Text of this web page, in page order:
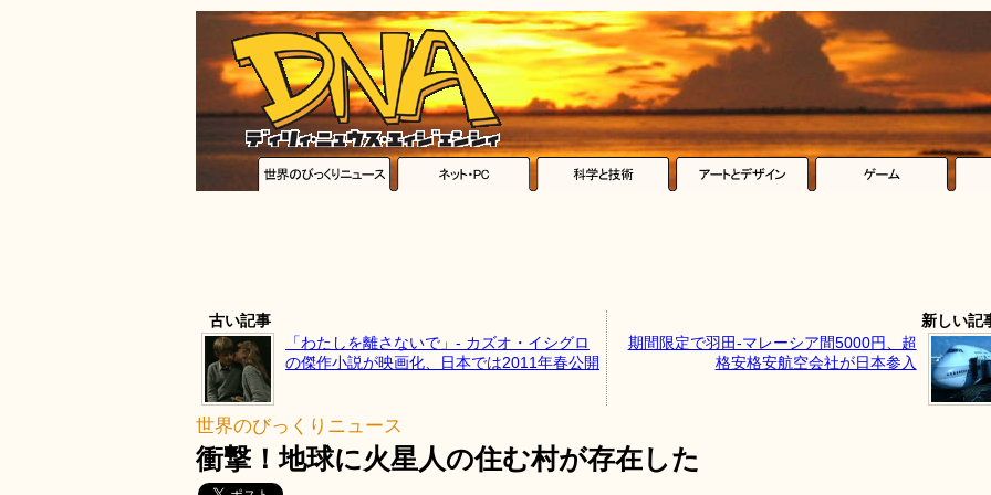
古い記事
「わたしを離さないで」- カズオ・イシグロ
の傑作小説が映画化、日本では2011年春公開
新しい記
期間限定で羽田-マレーシア間5000円、超
格安格安航空会社が日本参入
世界のびっくりニュース
衝撃！地球に火星人の住む村が存在した